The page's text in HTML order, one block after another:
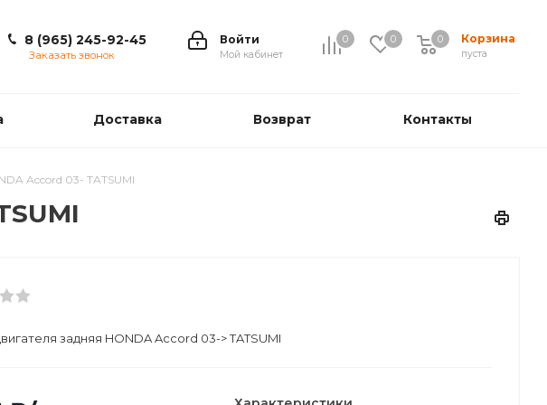
0 0 Корзина
0
пуста
0
Войти
Мой кабинет
8 (965) 245-92-45
Заказать звонок
Доставка Возврат Контакты
Accord 03- TATSUMI
задняя HONDA Accord 03-> TATSUMI